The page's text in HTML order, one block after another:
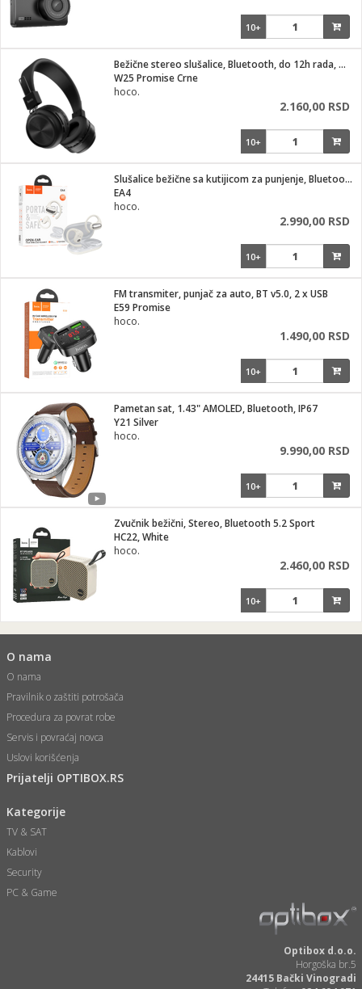
10+
Bežične stereo slušalice, Bluetooth, do 12h rada, mikrofon
W25 Promise Crne
hoco.
2.160,00 RSD
10+
Slušalice bežične sa kutijicom za punjenje, Bluetooth
EA4
hoco.
2.990,00 RSD
10+
FM transmiter, punjač za auto, BT v5.0, 2 x USB
E59 Promise
hoco.
1.490,00 RSD
10+
Pametan sat, 1.43" AMOLED, Bluetooth, IP67
Y21 Silver
hoco.
9.990,00 RSD
10+
Zvučnik bežični, Stereo, Bluetooth 5.2 Sport
HC22, White
hoco.
2.460,00 RSD
10+
O nama
O nama
Pravilnik o zaštiti potrošača
Procedura za povrat robe
Servis i povraćaj novca
Uslovi korišćenja
Prijatelji OPTIBOX.RS
Kategorije
TV & SAT
Kablovi
Security
PC & Game
Optibox d.o.o.
Horgoška br.5
24415 Bački Vinogradi